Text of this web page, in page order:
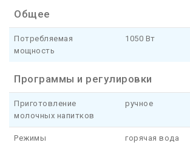
Общее
Потребляемая
мощность
1050 Вт
Программы и регулировки
Приготовление
молочных напитков
ручное
Режимы горячая вода